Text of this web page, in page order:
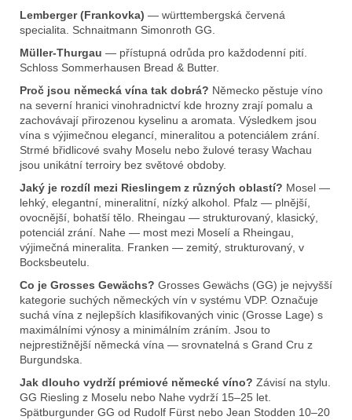
Lemberger (Frankovka) — württembergská červená
specialita. Schnaitmann Simonroth GG.
Müller-Thurgau — přístupná odrůda pro každodenní pití.
Schloss Sommerhausen Bread & Butter.
Proč jsou německá vína tak dobrá? Německo pěstuje víno
na severní hranici vinohradnictví kde hrozny zrají pomalu a
zachovávají přirozenou kyselinu a aromata. Výsledkem jsou
vína s výjimečnou elegancí, mineralitou a potenciálem zrání.
Strmé břidlicové svahy Moselu nebo žulové terasy Wachau
jsou unikátní terroiry bez světové obdoby.
Jaký je rozdíl mezi Rieslingem z různých oblastí? Mosel —
lehký, elegantní, mineralitní, nízký alkohol. Pfalz — plnější,
ovocnější, bohatší tělo. Rheingau — strukturovaný, klasický,
potenciál zrání. Nahe — most mezi Moselí a Rheingau,
výjimečná mineralita. Franken — zemitý, strukturovaný, v
Bocksbeutelu.
Co je Grosses Gewächs? Grosses Gewächs (GG) je nejvyšší
kategorie suchých německých vín v systému VDP. Označuje
suchá vína z nejlepších klasifikovaných vinic (Grosse Lage) s
maximálními výnosy a minimálním zráním. Jsou to
nejprestižnější německá vína — srovnatelná s Grand Cru z
Burgundska.
Jak dlouho vydrží prémiové německé víno? Závisí na stylu.
GG Riesling z Moselu nebo Nahe vydrží 15–25 let.
Spätburgunder GG od Rudolf Fürst nebo Jean Stodden 10–20